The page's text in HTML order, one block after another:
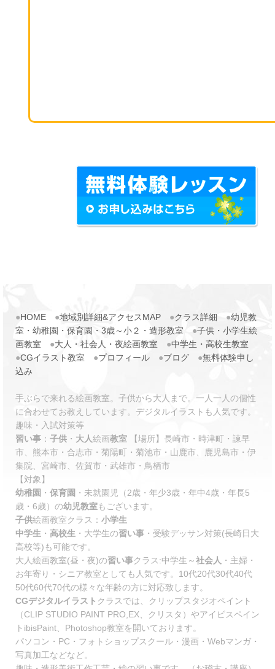
●HOME ●地域別詳細&アクセスMAP ●クラス詳細 ●幼児教
室・幼稚園・保育園・3歳～小２・造形教室 ●子供・小学生絵
画教室 ●大人・社会人・夜絵画教室 ●中学生・高校生教室
●CGイラスト教室 ●プロフィール ●ブログ ●無料体験申し
込み
手ぶらで来れる絵画教室。子供から大人まで。一人一人の個性
に合わせてお教えしています。デジタルイラストも人気です。
趣味・入試対策等
習い事 ： 子供 ・ 大人絵画教室 【場所】長崎市・時津町・諫早
市、熊本市・合志市・菊陽町・菊池市・山鹿市、鹿児島市・伊
集院、宮崎市、佐賀市・武雄市・鳥栖市
【対象】
幼稚園 ・ 保育園 ・未就園児（2歳・年少3歳・年中4歳・年長5
歳・6歳）の幼児教室もございます。
子供絵画教室クラス： 小学生
中学生 ・ 高校生 ・大学生の習い事 ・受験デッサン対策(長崎日大
高校等)も可能です。
大人絵画教室(昼・夜)の習い事クラス:中学生～社会人 ・主婦・
お年寄り・シニア教室としても人気です。10代20代30代40代
50代60代70代の様々な年齢の方に対応致します。
CGデジタルイラスト クラスでは、クリップスタジオペイント
（CLIP STUDIO PAINT PRO,EX、クリスタ）やアイビスペイン
トibisPaint、Photoshop教室を開いております。
パソコン・PC・フォトショップスクール・漫画・Webマンガ・
写真加工などなど。